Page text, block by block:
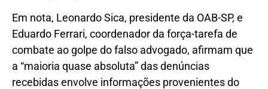
Em nota, Leonardo Sica, presidente da OAB-SP, e
Eduardo Ferrari, coordenador da força-tarefa de
combate ao golpe do falso advogado, afirmam que
a “maioria quase absoluta” das denúncias
recebidas envolve informações provenientes do